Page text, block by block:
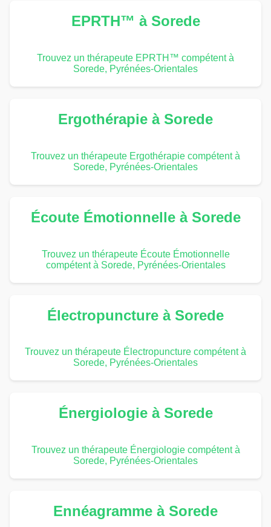
EPRTH™ à Sorede
Trouvez un thérapeute EPRTH™ compétent à
Sorede, Pyrénées-Orientales
Ergothérapie à Sorede
Trouvez un thérapeute Ergothérapie compétent à
Sorede, Pyrénées-Orientales
Écoute Émotionnelle à Sorede
Trouvez un thérapeute Écoute Émotionnelle
compétent à Sorede, Pyrénées-Orientales
Électropuncture à Sorede
Trouvez un thérapeute Électropuncture compétent à
Sorede, Pyrénées-Orientales
Énergiologie à Sorede
Trouvez un thérapeute Énergiologie compétent à
Sorede, Pyrénées-Orientales
Ennéagramme à Sorede